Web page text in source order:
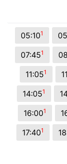
05:101
07:451
11:051
14:051
16:001
17:401